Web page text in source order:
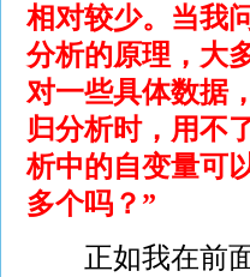
相对较少。当我
分析的原理，大
对一些具体数据
归分析时，用不
析中的自变量可
多个吗？”
正如我在前面